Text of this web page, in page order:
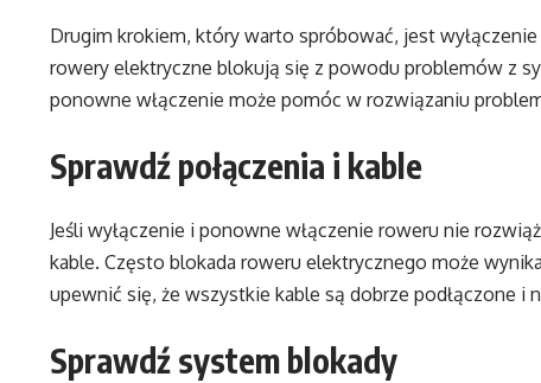
Drugim krokiem, który warto spróbować, jest
rowery elektryczne blokują się z powodu problemów z
ponowne włączenie może pomóc w rozwiązaniu
Sprawdź połączenia i kable
Jeśli wyłączenie i ponowne włączenie roweru nie
kable. Często blokada roweru elektrycznego może
upewnić się, że wszystkie kable są dobrze podłączone i
Sprawdź system blokady